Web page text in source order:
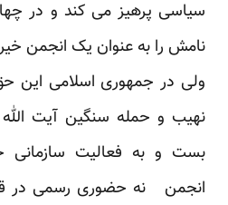
سیاسی پرهیز می کند و در
نامش را به عنوان یک انجمن
ولی در جمهوری اسلامی این
نهیب و حمله سنگین آیت
بست و به فعالیت سازمانی
انجمن نه حضوری رسمی در